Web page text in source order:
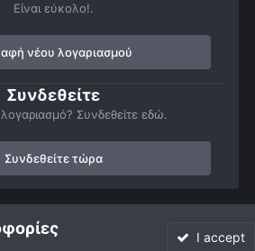
Είναι εύκολο!.
νέου λογαριασμού
Συνδεθείτε
Συνδεθείτε εδώ.
Συνδεθείτε τώρα
Σελήνη
I accept